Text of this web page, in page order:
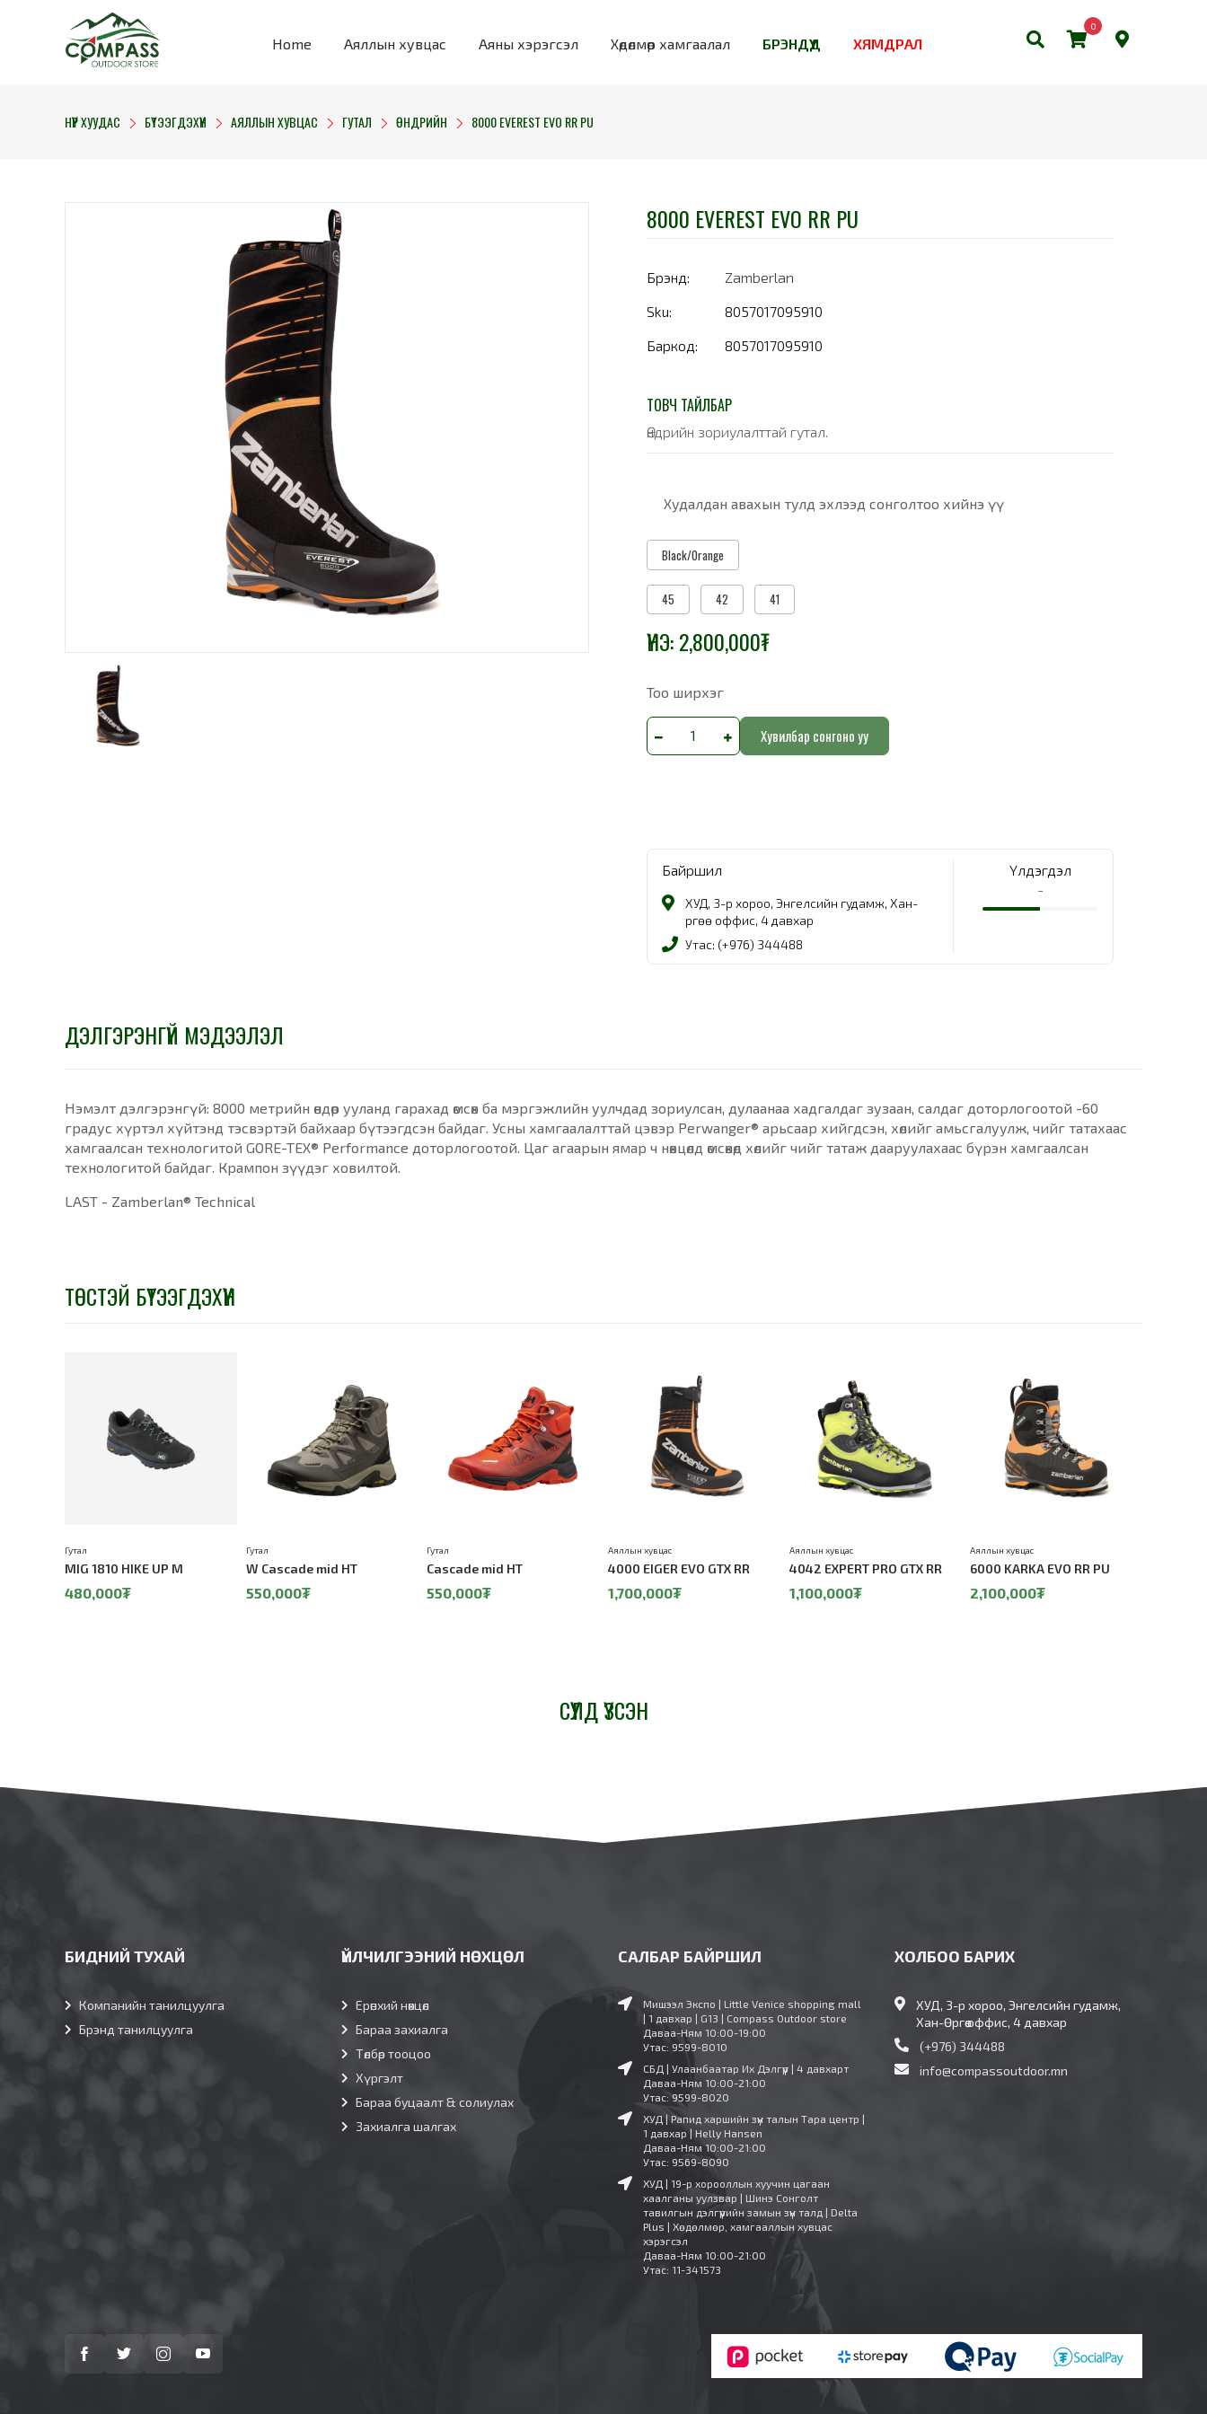
0
Home Аяллын хувцас Аяны хэрэгсэл Хөдөлмөр хамгаалал БРЭНДҮҮД ХЯМДРАЛ
НҮҮР ХУУДАС БҮТЭЭГДЭХҮҮН АЯЛЛЫН ХУВЦАС ГУТАЛ ӨНДРИЙН 8000 EVEREST EVO RR PU
8000 EVEREST EVO RR PU
Брэнд:
Zamberlan
Sku:
8057017095910
Баркод:
8057017095910
ТОВЧ ТАЙЛБАР
Өндрийн зориулалттай гутал.
Худалдан авахын тулд эхлээд сонголтоо хийнэ үү
Black/Orange
45 42 41
ҮНЭ:2,800,000₮
Тоо ширхэг
Хувилбар сонгоно уу
Байршил
ХУД, 3-р хороо, Энгелсийн гудамж, Хан-
Өргөө оффис, 4 давхар
Утас: (+976) 344488
Үлдэгдэл
-
ДЭЛГЭРЭНГҮЙ МЭДЭЭЛЭЛ
Нэмэлт дэлгэрэнгүй: 8000 метрийн өндөр ууланд гарахад өмсөх ба мэргэжлийн уулчдад зориулсан, дулаанаа хадгалдаг зузаан, салдаг доторлогоотой -60
градус хүртэл хүйтэнд тэсвэртэй байхаар бүтээгдсэн байдаг. Усны хамгаалалттай цэвэр Perwanger® арьсаар хийгдсэн, хөлийг амьсгалуулж, чийг татахаас
хамгаалсан технологитой GORE-TEX® Performance доторлогоотой. Цаг агаарын ямар ч нөхцөлд өмсөхөд хөлийг чийг татаж дааруулахаас бүрэн хамгаалсан
технологитой байдаг. Крампон зүүдэг ховилтой.
LAST - Zamberlan® Technical
ТӨСТЭЙ БҮТЭЭГДЭХҮҮН
MIG 1810 HIKE UP M
Гутал
480,000₮
W Cascade mid HT
Гутал
550,000₮
Cascade mid HT
Гутал
550,000₮
4000 EIGER EVO GTX RR
Аяллын хувцас
1,700,000₮
4042 EXPERT PRO GTX RR
Аяллын хувцас
1,100,000₮
6000 KARKA EVO RR PU
Аяллын хувцас
2,100,000₮
СҮҮЛД ҮЗСЭН
БИДНИЙ ТУХАЙ
Компанийн танилцуулга
Брэнд танилцуулга
ҮЙЛЧИЛГЭЭНИЙ НӨХЦӨЛ
Ерөнхий нөхцөл
Бараа захиалга
Төлбөр тооцоо
Хүргэлт
Бараа буцаалт & солиулах
Захиалга шалгах
САЛБАР БАЙРШИЛ
Мишээл Экспо | Little Venice shopping mall
| 1 давхар | G13 | Compass Outdoor store
Даваа-Ням 10:00-19:00
Утас: 9599-8010
СБД | Улаанбаатар Их Дэлгүүр | 4 давхарт
Даваа-Ням 10:00-21:00
Утас: 9599-8020
ХУД | Рапид харшийн зүүн талын Тара центр |
1 давхар | Helly Hansen
Даваа-Ням 10:00-21:00
Утас: 9569-8090
ХУД | 19-р хорооллын хуучин цагаан
хаалганы уулзвар | Шинэ Сонголт
тавилгын дэлгүүрийн замын зүүн талд | Delta
Plus | Хөдөлмөр, хамгааллын хувцас
хэрэгсэл
Даваа-Ням 10:00-21:00
Утас: 11-341573
ХОЛБОО БАРИХ
ХУД, 3-р хороо, Энгелсийн гудамж,
Хан-Өргөө оффис, 4 давхар
(+976) 344488
info@compassoutdoor.mn